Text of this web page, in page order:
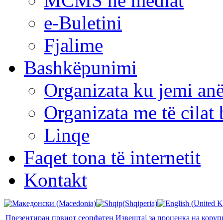
e-Buletini
Fjalime
Bashkëpunimi
Organizata ku jemi
Organizata me të cilat
Linqe
Faqet tona të internetit
Kontakt
Презентиран првиот сеопфатен Извештај за проценка на